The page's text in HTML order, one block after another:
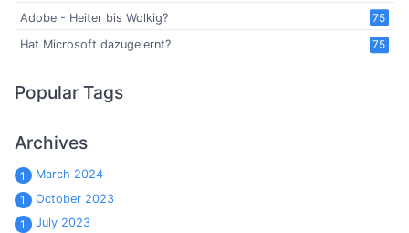
75
Adobe - Heiter bis Wolkig?
75
Hat Microsoft dazugelernt?
Popular Tags
Archives
1
March 2024
1
October 2023
1
July 2023